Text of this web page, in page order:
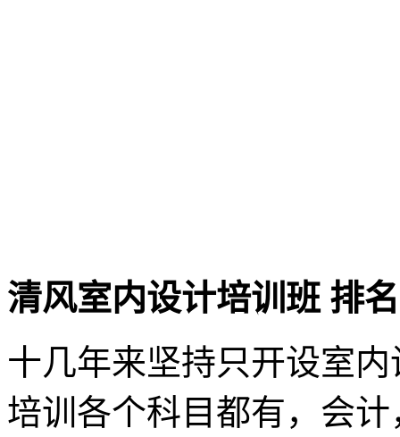
清风室内设计培训班 排
十几年来坚持只开设室
培训各个科目都有，会